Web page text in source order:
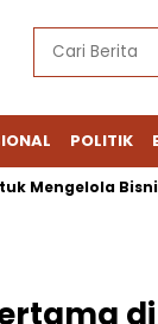
POLITIK
Bisnis